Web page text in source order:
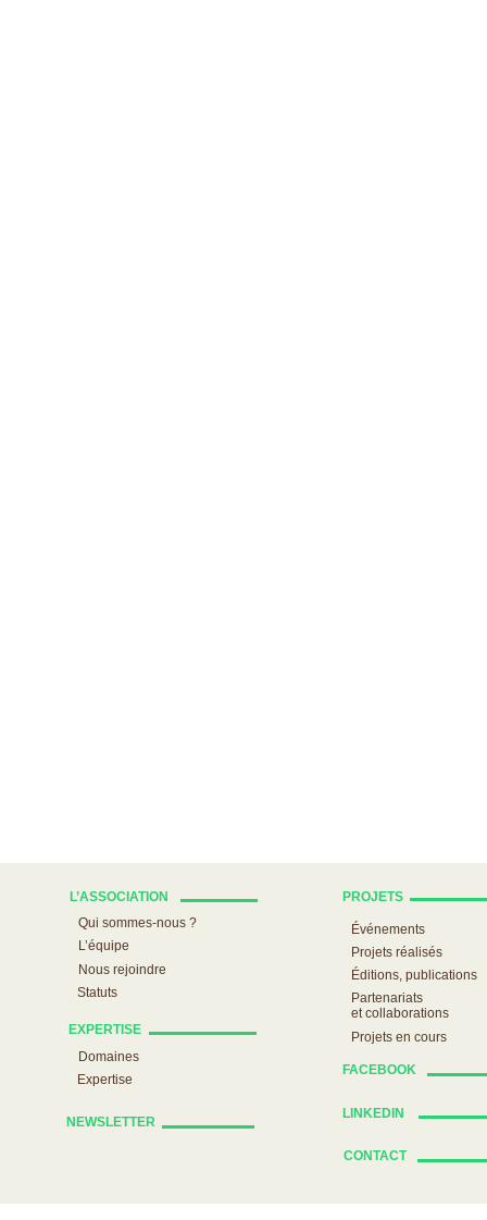
L’ASSOCIATION
Qui sommes-nous ?
L’équipe
Nous rejoindre
Statuts
EXPERTISE
Domaines
Expertise
NEWSLETTER
PROJETS
Événements
Projets réalisés
Éditions, publications
Partenariats
et collaborations
Projets en cours
FACEBOOK
LINKEDIN
CONTACT